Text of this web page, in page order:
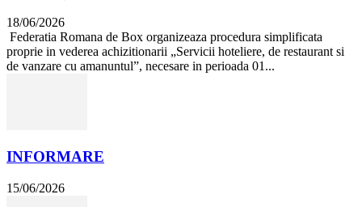
18/06/2026
Federatia Romana de Box organizeaza procedura simplificata
proprie in vederea achizitionarii „Servicii hoteliere, de restaurant si
de vanzare cu amanuntul”, necesare in perioada 01...
INFORMARE
15/06/2026